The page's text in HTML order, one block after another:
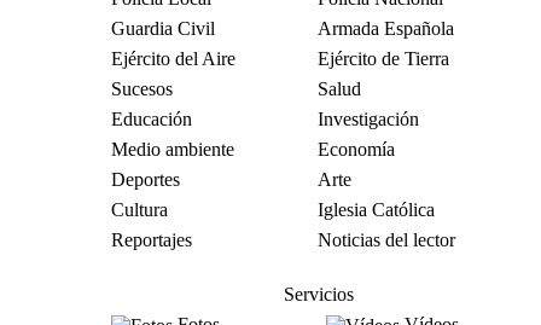
Guardia Civil
Armada Española
Ejército del Aire
Ejército de Tierra
Sucesos
Salud
Educación
Investigación
Medio ambiente
Economía
Deportes
Arte
Cultura
Iglesia Católica
Reportajes
Noticias del lector
Servicios